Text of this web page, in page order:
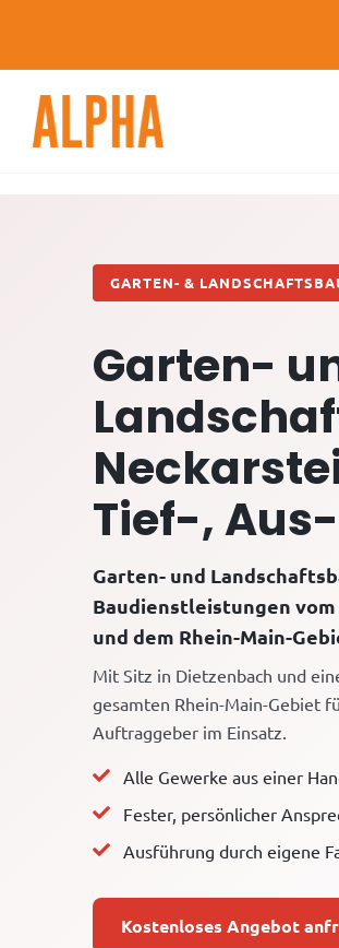
content
GARTEN- &
Garten-
Tief-,
Garten- und
Baudienstleistungen
und dem Rhein-Main-
Mit Sitz in Dietzenbach und
gesamten Rhein-Main-Gebiet
Auftraggeber im Einsatz.
Alle Gewerke aus einer
Fester, persönlicher
Ausführung durch eigene
Kostenloses Angebot